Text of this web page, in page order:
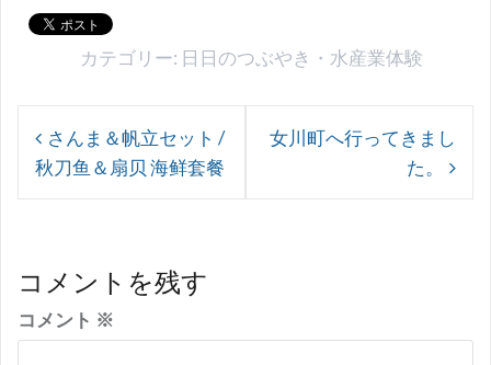
カテゴリー: 日日のつぶやき ・ 水産業体験
投
稿
ゲ
ー
シ
さんま＆帆立セット /
秋刀鱼＆扇贝 海鲜套餐
女川町へ行ってきまし
た。
コメントを残す
コメント ※